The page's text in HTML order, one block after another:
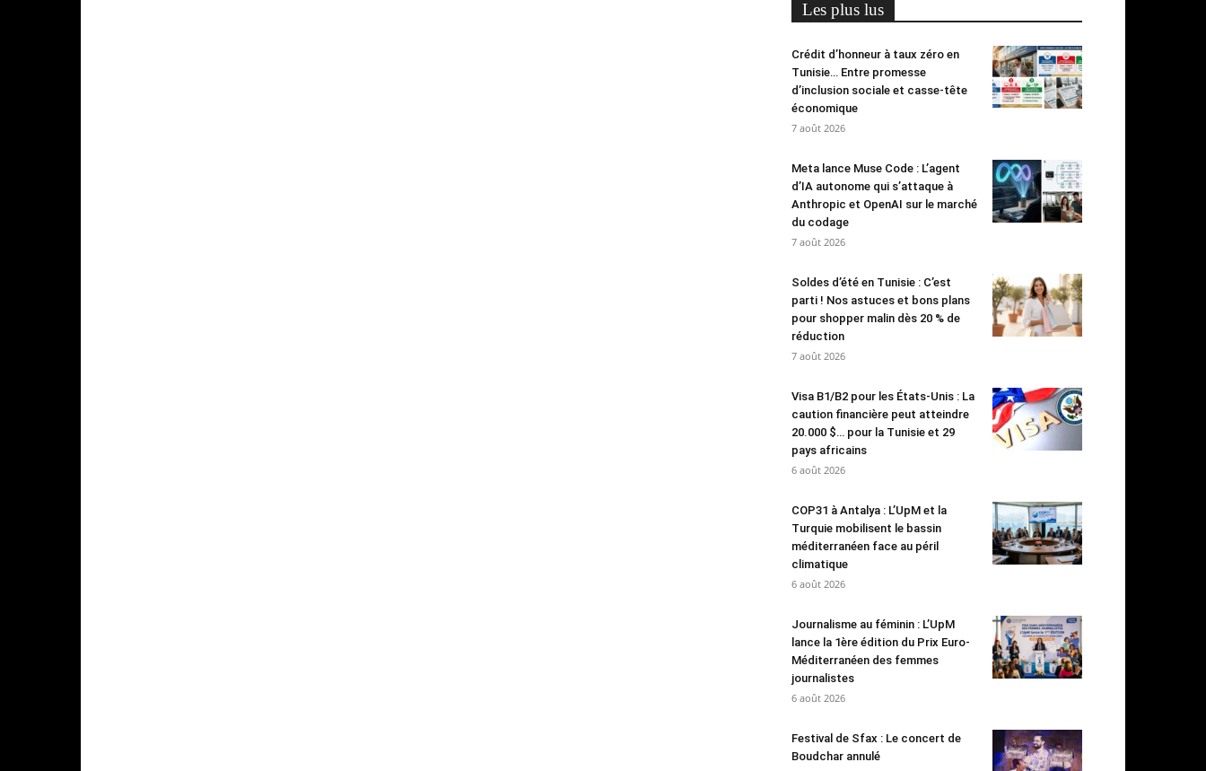
Les plus lus
Crédit d’honneur à taux zéro en
Tunisie… Entre promesse
d’inclusion sociale et casse-tête
économique
7 août 2026
Meta lance Muse Code : L’agent
d’IA autonome qui s’attaque à
Anthropic et OpenAI sur le marché
du codage
7 août 2026
Soldes d’été en Tunisie : C’est
parti ! Nos astuces et bons plans
pour shopper malin dès 20 % de
réduction
7 août 2026
Visa B1/B2 pour les États-Unis : La
caution financière peut atteindre
20.000 $… pour la Tunisie et 29
pays africains
6 août 2026
COP31 à Antalya : L’UpM et la
Turquie mobilisent le bassin
méditerranéen face au péril
climatique
6 août 2026
Journalisme au féminin : L’UpM
lance la 1ère édition du Prix Euro-
Méditerranéen des femmes
journalistes
6 août 2026
Festival de Sfax : Le concert de
Boudchar annulé